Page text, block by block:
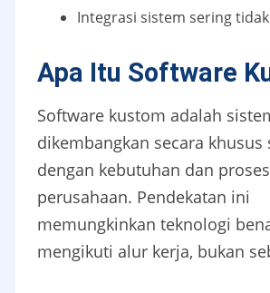
Integrasi sistem sering
Apa Itu Software
Software kustom adalah
dikembangkan secara khusus
dengan kebutuhan dan
perusahaan. Pendekatan ini
memungkinkan teknologi
mengikuti alur kerja, bukan